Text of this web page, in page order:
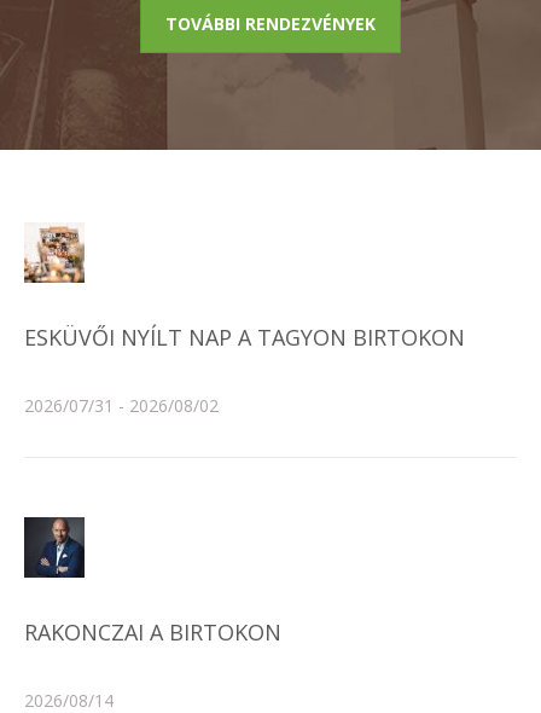
TOVÁBBI RENDEZVÉNYEK
ESKÜVŐI NYÍLT NAP A TAGYON BIRTOKON
2026/07/31 - 2026/08/02
RAKONCZAI A BIRTOKON
2026/08/14